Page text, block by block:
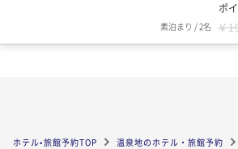
ポ
素泊まり /2名 ￥
ホテル•旅館予約TOP 温泉地のホテル・旅館予約